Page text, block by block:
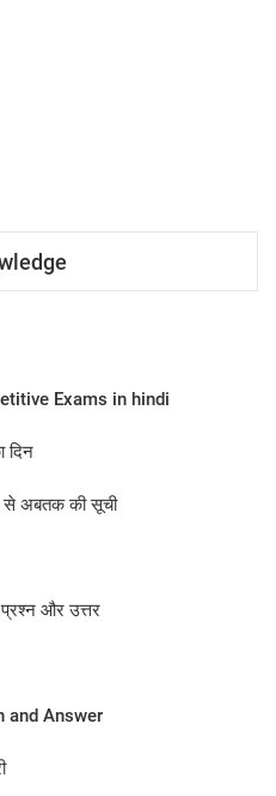
Exams in hindi
दिन​
से अबतक की सूची
प्रश्न और उत्तर
and Answer